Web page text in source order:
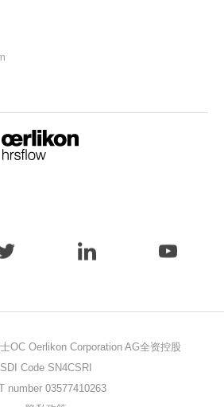
OC Oerlikon Corporation AG全资控股
SDI Code SN4CSRI
number 03577410263